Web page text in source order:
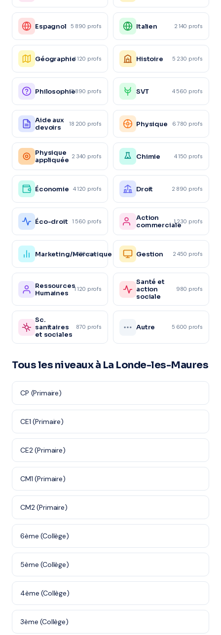
Espagnol 5 890 profs Italien 2 140 profs
Géographie4 120 profs Histoire 5 230 profs
Philosophie3 890 profs SVT 4 560 profs
Aide aux
devoirs
18 200 profs Physique 6 780 profs
Physique
appliquée 2 340 profs Chimie 4 150 profs
Économie 4 120 profs Droit 2 890 profs
Éco-droit 1 560 profs
Action
commerciale1 230 profs
Marketing/Mercatique
1 870 profs Gestion 2 450 profs
Ressources
Humaines
1 120 profs
Santé et
action
sociale
980 profs
Sc.
sanitaires
et sociales
870 profs Autre 5 600 profs
Tous les niveaux à La Londe-les-Maures
CP (Primaire)
CE1 (Primaire)
CE2 (Primaire)
CM1 (Primaire)
CM2 (Primaire)
6ème (Collège)
5ème (Collège)
4ème (Collège)
3ème (Collège)